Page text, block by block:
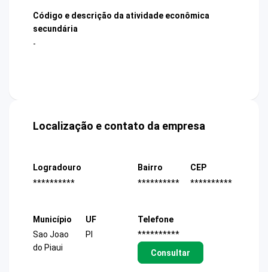
Código e descrição da atividade econômica
secundária
-
Localização e contato da empresa
Logradouro
**********
Bairro
**********
CEP
**********
Município
Sao Joao
do Piaui
UF
PI
Telefone
**********
Consultar